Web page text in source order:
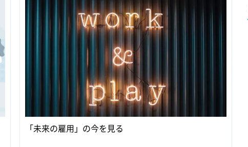
「未来の雇用」の今を見る